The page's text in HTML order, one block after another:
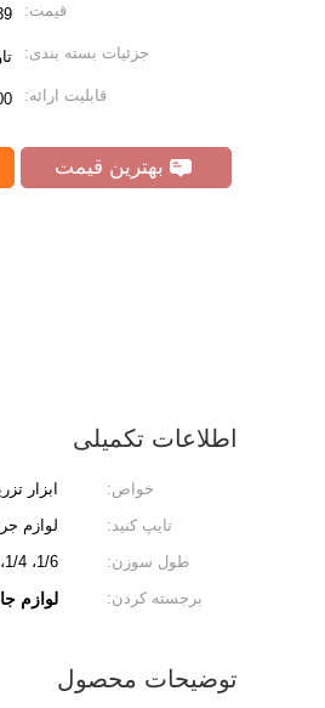
قیمت:
جزئیات بسته بندی:
قابلیت ارائه:
بهترین قیمت
اطلاعات تکمیلی
خواص: ابزار
تایپ کنید:
لوازم
طول سوزن:
1/6، 1/4، 1/3، 1/2، 5/8، 3/4، 1، 11/4، 11/2، / 2، 2
برجسته کردن:
لوازم
توضیحات محصول